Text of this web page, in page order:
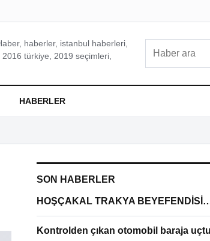
haberler, istanbul haberleri,
türkiye, 2019 seçimleri,
HABERLER
SON HABERLER
HOŞÇAKAL TRAKYA
Kontrolden çıkan otomobil baraja